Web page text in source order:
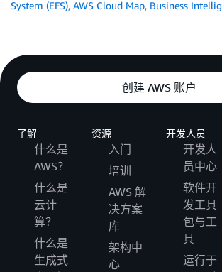
System (EFS), AWS Cloud Map, Business
创建 AWS 账户
了解
什么是
AWS？
什么是
云计
算？
什么是
生成式
资源
入门
培训
AWS 解
决方案
库
架构中
心
开发人员
开发人
员中心
软件开
发工具
包与工
具
运行于